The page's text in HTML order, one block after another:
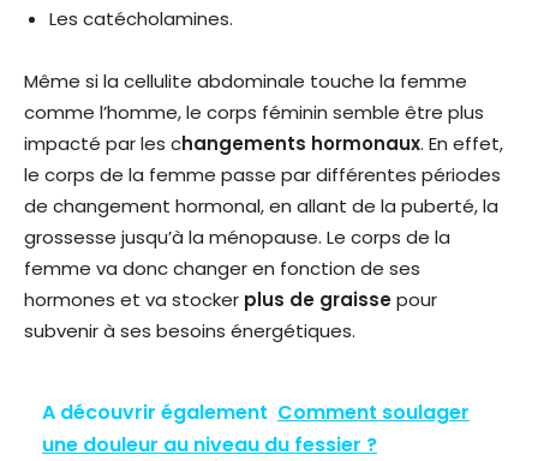
Les catécholamines.
Même si la cellulite abdominale touche la femme
comme l’homme, le corps féminin semble être plus
impacté par les changements hormonaux. En effet,
le corps de la femme passe par différentes périodes
de changement hormonal, en allant de la puberté, la
grossesse jusqu’à la ménopause. Le corps de la
femme va donc changer en fonction de ses
hormones et va stocker plus de graissepour
subvenir à ses besoins énergétiques.
A découvrir également Comment soulager
une douleur au niveau du fessier ?